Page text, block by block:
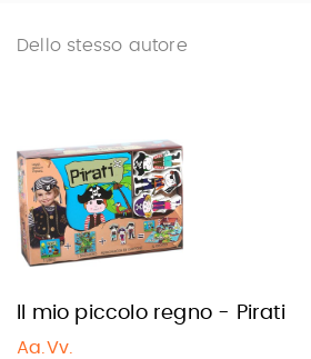
Dello stesso autore
Il mio piccolo regno - Pirati
Aa.Vv.